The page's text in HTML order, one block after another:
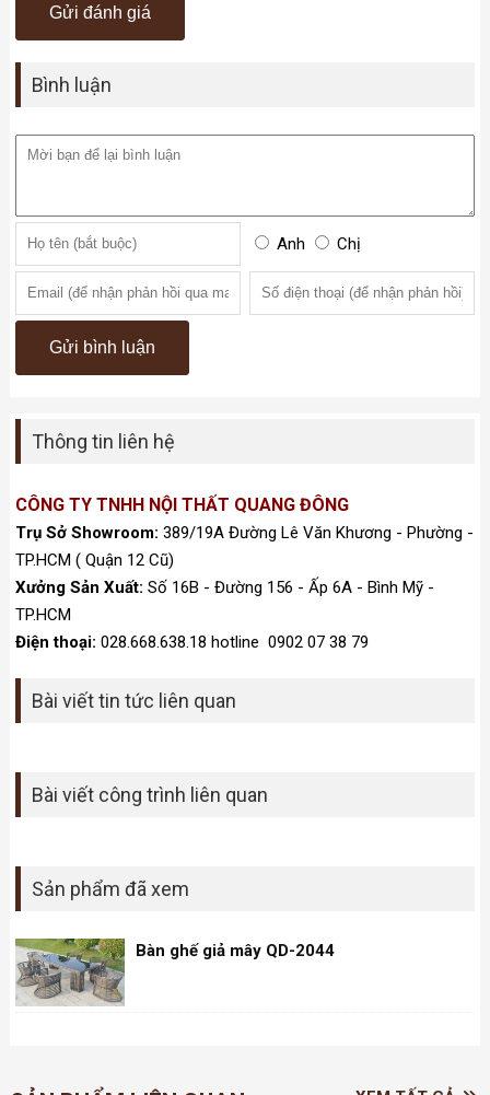
Bình luận
Anh Chị
Thông tin liên hệ
CÔNG TY TNHH NỘI THẤT QUANG ĐÔNG
Trụ Sở Showroom: 389/19A Đường Lê Văn Khương - Phường -
TP.HCM ( Quận 12 Cũ)
Xưởng Sản Xuất: Số 16B - Đường 156 - Ấp 6A - Bình Mỹ -
TP.HCM
Điện thoại: 028.668.638.18 hotline 0902 07 38 79
Bài viết tin tức liên quan
Bài viết công trình liên quan
Sản phẩm đã xem
Bàn ghế giả mây QD-2044